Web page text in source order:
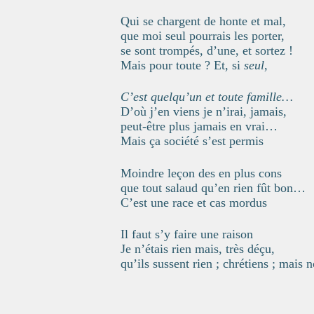
Qui se chargent de honte et mal,
que moi seul pourrais les porter,
se sont trompés, d’une, et sortez !
Mais pour toute ? Et, si seul,
C’est quelqu’un et toute famille…
D’où j’en viens je n’irai, jamais,
peut-être plus jamais en vrai…
Mais ça société s’est permis
Moindre leçon des en plus cons
que tout salaud qu’en rien fût bon…
C’est une race et cas mordus
Il faut s’y faire une raison
Je n’étais rien mais, très déçu,
qu’ils sussent rien ; chrétiens ; mais